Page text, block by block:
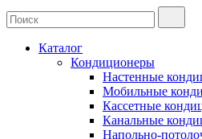
Каталог
Кондиционеры
Настенные
Мобильные
Кассетные
Канальные
Напольно-